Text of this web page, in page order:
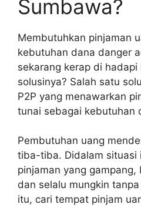
Sumbawa?
Membutuhkan pinjaman
kebutuhan dana danger
sekarang kerap di
solusinya? Salah satu
P2P yang menawarkan
tunai sebagai kebutuhan
Pembutuhan uang
tiba-tiba. Didalam situasi
pinjaman yang
dan selalu mungkin
itu, cari tempat pinjam